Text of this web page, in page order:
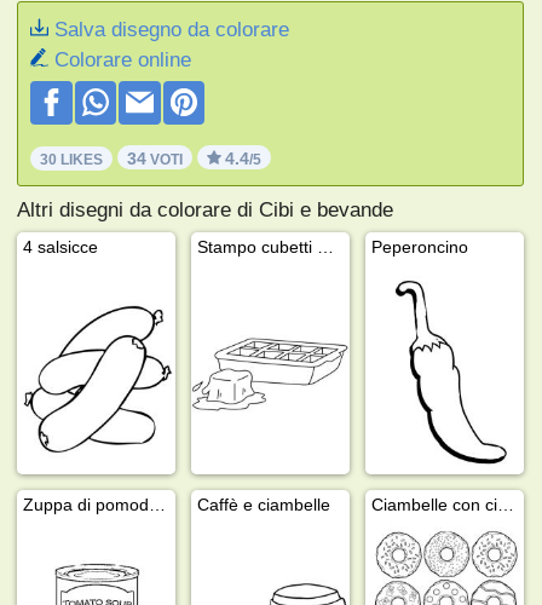
Salva disegno da colorare
Colorare online
30 LIKES 34 VOTI 4.4/5
Altri disegni da colorare di Cibi e bevande
4 salsicce Peperoncino
Caffè e ciambelle